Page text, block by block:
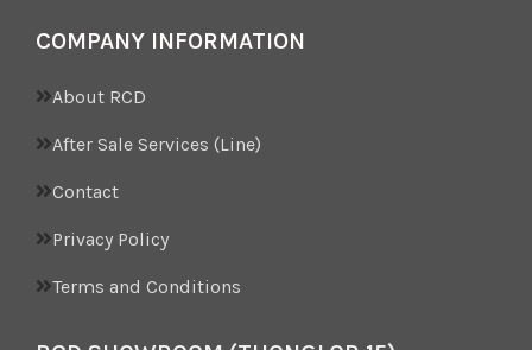
COMPANY INFORMATION
About RCD
After Sale Services (Line)
Contact
Privacy Policy
Terms and Conditions